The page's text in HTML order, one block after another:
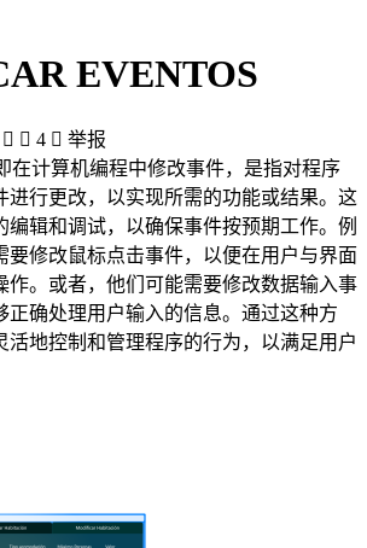
EVENTOS
  4  举报
在计算机编程中修改事件，是指对程序
进行更改，以实现所需的功能或结果。这
编辑和调试，以确保事件按预期工作。例
要修改鼠标点击事件，以便在用户与界面
作。或者，他们可能需要修改数据输入事
正确处理用户输入的信息。通过这种方
活地控制和管理程序的行为，以满足用户